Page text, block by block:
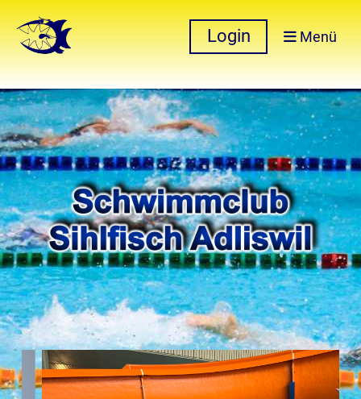
Login Menü